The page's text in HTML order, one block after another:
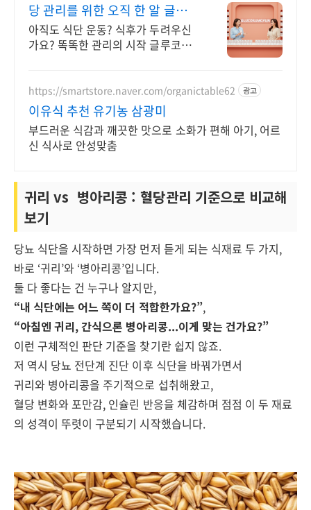
당 관리를 위한 오직 한 알 글루코
섬균
아직도 식단 운동? 식후가 두려우신
가요? 똑똑한 관리의 시작 글루코섬
https://smartstore.naver.com/organictable62 광고
이유식 추천 유기농 삼광미
부드러운 식감과 깨끗한 맛으로 소화가 편해 아기, 어르
신 식사로 안성맞춤
귀리 vs 병아리콩 : 혈당관리 기준으로 비교해
보기
당뇨 식단을 시작하면 가장 먼저 듣게 되는 식재료 두 가지,
바로 ‘귀리’와 ‘병아리콩’입니다.
둘 다 좋다는 건 누구나 알지만,
“내 식단에는 어느 쪽이 더 적합한가요?”,
“아침엔 귀리, 간식으론 병아리콩...이게 맞는 건가요?”
이런 구체적인 판단 기준을 찾기란 쉽지 않죠.
저 역시 당뇨 전단계 진단 이후 식단을 바꿔가면서
귀리와 병아리콩을 주기적으로 섭취해왔고,
혈당 변화와 포만감, 인슐린 반응을 체감하며 점점 이 두 재료
의 성격이 뚜렷이 구분되기 시작했습니다.